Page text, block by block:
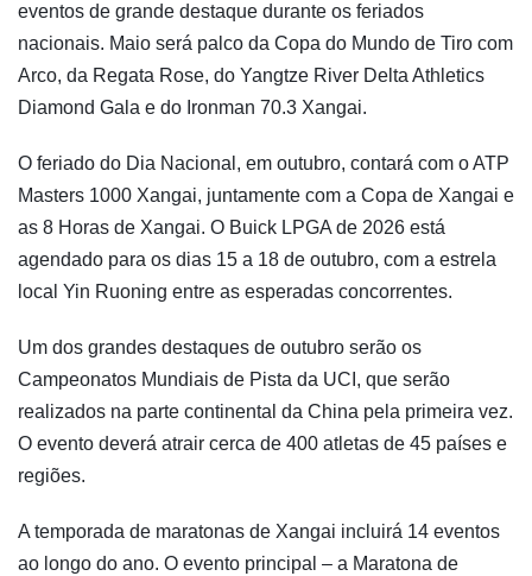
eventos de grande destaque durante os feriados
nacionais. Maio será palco da Copa do Mundo de Tiro com
Arco, da Regata Rose, do Yangtze River Delta Athletics
Diamond Gala e do Ironman 70.3 Xangai.
O feriado do Dia Nacional, em outubro, contará com o ATP
Masters 1000 Xangai, juntamente com a Copa de Xangai e
as 8 Horas de Xangai. O Buick LPGA de 2026 está
agendado para os dias 15 a 18 de outubro, com a estrela
local Yin Ruoning entre as esperadas concorrentes.
Um dos grandes destaques de outubro serão os
Campeonatos Mundiais de Pista da UCI, que serão
realizados na parte continental da China pela primeira vez.
O evento deverá atrair cerca de 400 atletas de 45 países e
regiões.
A temporada de maratonas de Xangai incluirá 14 eventos
ao longo do ano. O evento principal – a Maratona de